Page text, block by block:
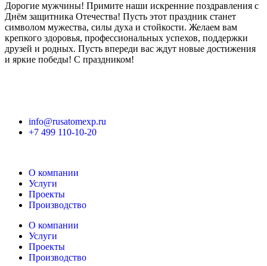
Дорогие мужчины! Примите наши искренние поздравления с
Днём защитника Отечества! Пусть этот праздник станет
символом мужества, силы духа и стойкости. Желаем вам
крепкого здоровья, профессиональных успехов, поддержки
друзей и родных. Пусть впереди вас ждут новые достижения
и яркие победы! С праздником!
info@rusatomexp.ru
+7 499 110-10-20
О компании
Услуги
Проекты
Производство
О компании
Услуги
Проекты
Производство